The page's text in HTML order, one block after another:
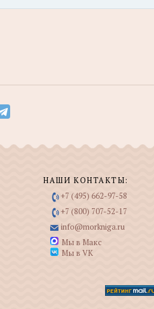
НАШИ КОНТАКТЫ:
+7 (495) 662-97-58
+7 (800) 707-52-17
info@morkniga.ru
Мы в Макс
Мы в VK